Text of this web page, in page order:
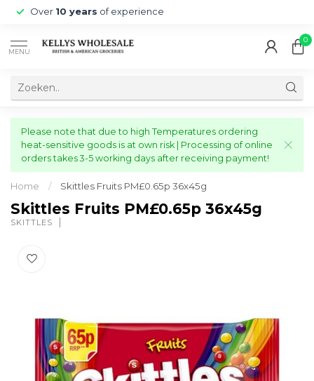
Over 10 years of experience
MENU
0
Please note that due to high Temperatures ordering
heat-sensitive goods is at own risk | Processing of online
orders takes 3-5 working days after receiving payment!
Home / Skittles Fruits PM£0.65p 36x45g
Skittles Fruits PM£0.65p 36x45g
SKITTLES